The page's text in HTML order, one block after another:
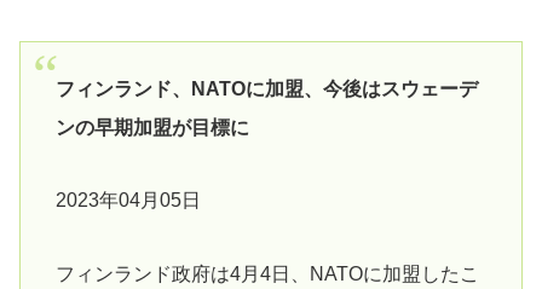
フィンランド、NATOに加盟、今後はスウェーデ
ンの早期加盟が目標に
2023年04月05日
フィンランド政府は4月4日、NATOに加盟したこ